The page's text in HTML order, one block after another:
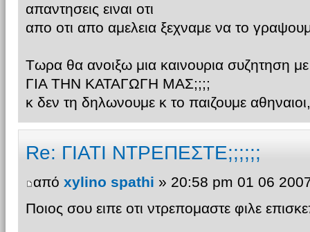
απαντησεις ειναι οτι
απο οτι απο αμελεια ξεχναμε να το
Τωρα θα ανοιξω μια καινουρια
ΓΙΑ ΤΗΝ ΚΑΤΑΓΩΓΗ ΜΑΣ;;;;
κ δεν τη δηλωνουμε κ το παιζουμε
Re: ΓΙΑΤΙ ΝΤΡΕΠΕΣΤΕ;;;;;;
από xylino spathi » 20:58 pm 01 06
Ποιος σου ειπε οτι ντρεπομαστε φιλε